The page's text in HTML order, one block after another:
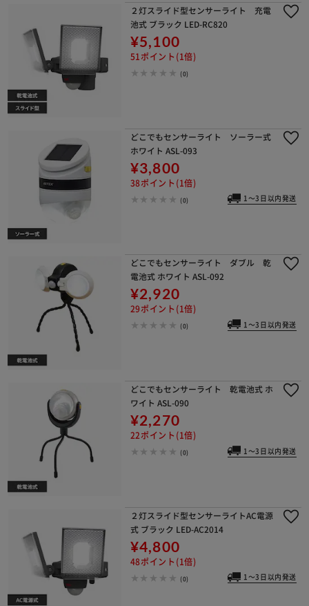
２灯スライド型センサーライト 充電
池式 ブラック LED-RC820
¥5,100
51ポイント(1倍)
(0)
どこでもセンサーライト ソーラー式
ホワイト ASL-093
¥3,800
38ポイント(1倍)
(0) 1～3日以内発送
どこでもセンサーライト ダブル 乾
電池式 ホワイト ASL-092
¥2,920
29ポイント(1倍)
(0) 1～3日以内発送
どこでもセンサーライト 乾電池式 ホ
ワイト ASL-090
¥2,270
22ポイント(1倍)
(0) 1～3日以内発送
２灯スライド型センサーライトAC電源
式 ブラック LED-AC2014
¥4,800
48ポイント(1倍)
(0) 1～3日以内発送